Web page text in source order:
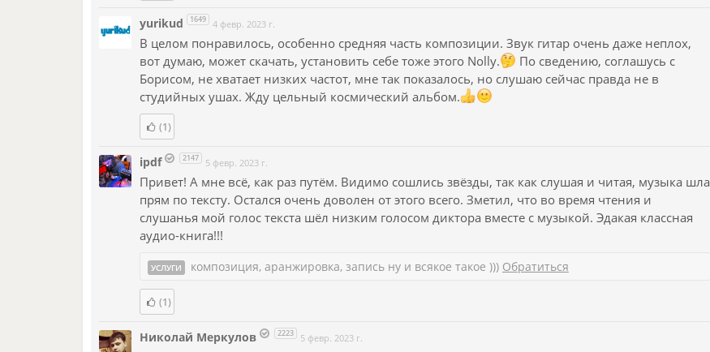
yurikud 1649 4 февр. 2023 г.
В целом понравилось, особенно средняя часть композиции. Звук гитар очень даже неплох,
вот думаю, может скачать, установить себе тоже этого Nolly.
По сведению, соглашусь с
Борисом, не хватает низких частот, мне так показалось, но слушаю сейчас правда не в
студийных ушах. Жду цельный космический альбом.
(1)
ipdf 2147 5 февр. 2023 г.
Привет! А мне всё, как раз путём. Видимо сошлись звёзды, так как слушая и читая, музыка шла
прям по тексту. Остался очень доволен от этого всего. Зметил, что во время чтения и
слушанья мой голос текста шёл низким голосом диктора вместе с музыкой. Эдакая классная
аудио-книга!!!
УСЛУГИ композиция, аранжировка, запись ну и всякое такое ))) Обратиться
(1)
Николай Меркулов 2223 5 февр. 2023 г.